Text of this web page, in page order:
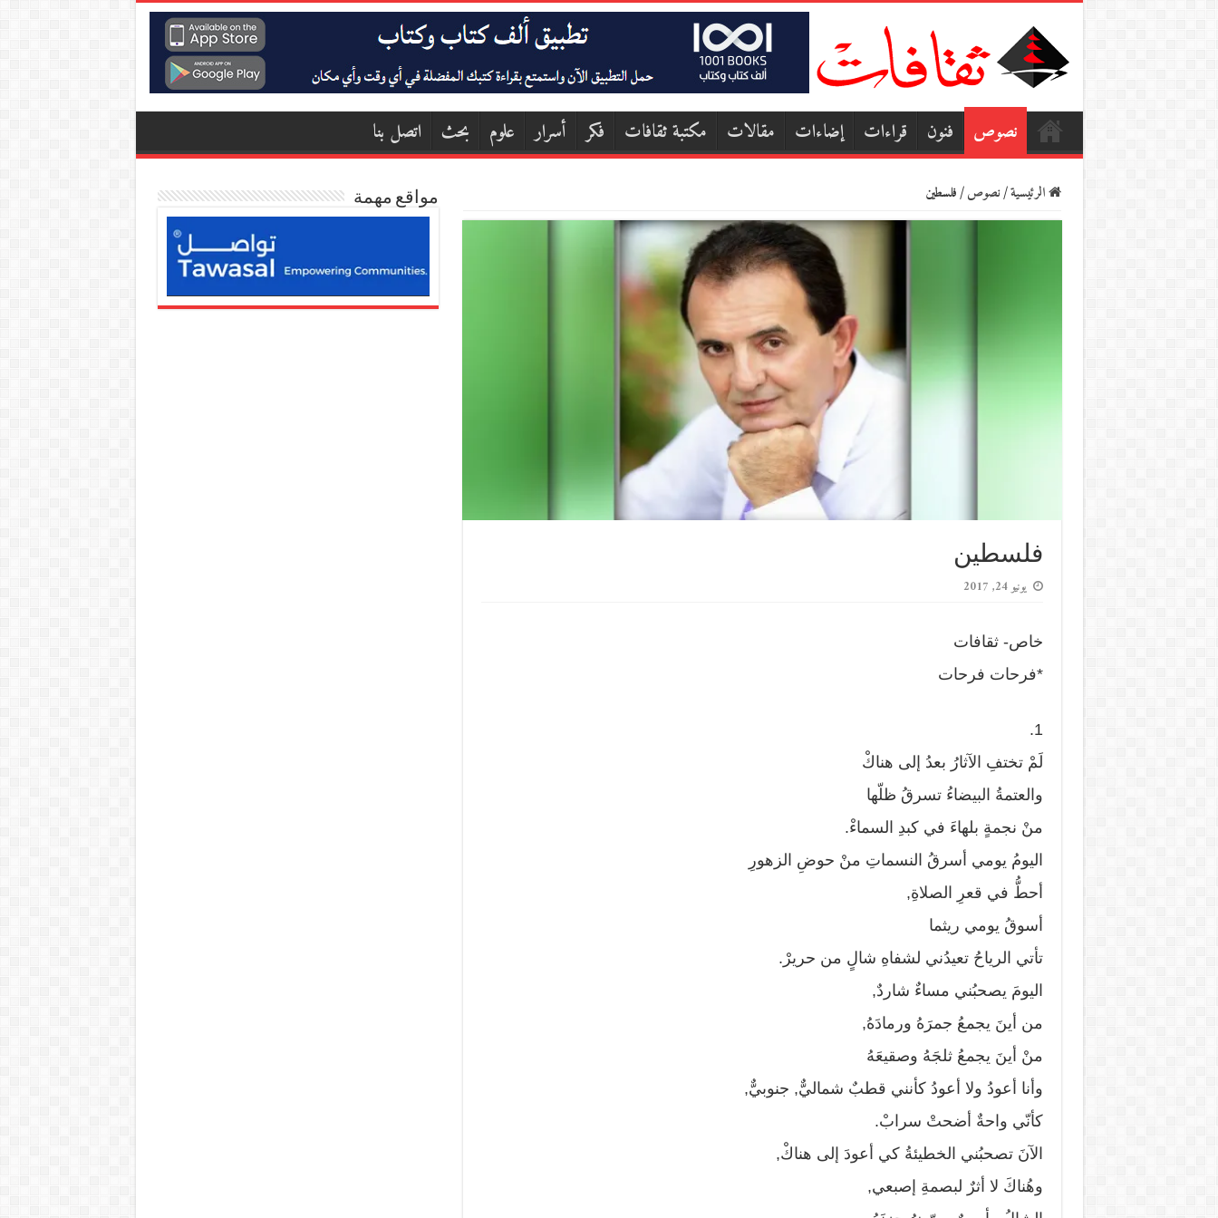
نصوص فنون قراءات إضاءات مقالات مكتبة ثقافات فكر أسرار علوم بحث اتصل بنا
الرئيسية/نصوص/فلسطين
فلسطين
يونيو 24, 2017
خاص- ثقافات
*فرحات فرحات
1.
لَمْ تختفِ الآثارُ بعدُ إلى هناكْ
والعتمةُ البيضاءُ تسرقُ ظلّها
منْ نجمةٍ بلهاءَ في كبدِ السماءْ.
اليومُ يومي أسرقُ النسماتِ منْ حوضِ الزهورِ
أحطُّ في قعرِ الصلاةِ,
أسوقُ يومي ريثما
تأتي الرياحُ تعيدُني لشفاهِ شالٍ من حريرْ.
اليومَ يصحبُني مساءٌ شاردٌ,
من أينَ يجمعُ جمرَهُ ورمادَهُ,
منْ أينَ يجمعُ ثلجَهُ وصقيعَهُ
وأنا أعودُ ولا أعودُ كأنني قطبٌ شماليٌّ, جنوبيٌّ,
كأنّي واحةٌ أضحتْ سرابْ.
الآنَ تصحبُني الخطيئةُ كي أعودَ إلى هناكْ,
وهُناكَ لا أثرٌ لبصمةِ إصبعي,
مواقع مهمة